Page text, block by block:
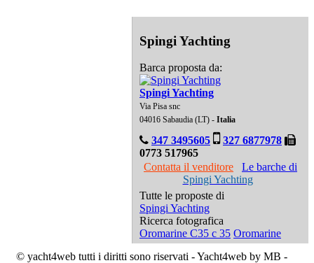
Spingi Yachting
Barca proposta da:
Spingi Yachting
Via Pisa snc
04016 Sabaudia (LT) - Italia
347 3495605
327 6877978
0773 517965
Contatta il venditore
Le barche di
Spingi Yachting
Tutte le proposte di
Spingi Yachting
Ricerca fotografica
Oromarine C35 c 35 Oromarine
© yacht4web tutti i diritti sono riservati -Yacht4web by MB -